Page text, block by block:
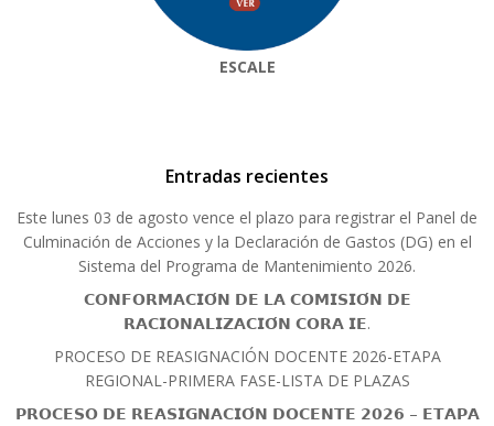
ESCALE
Entradas recientes
Este lunes 03 de agosto vence el plazo para registrar el Panel de
Culminación de Acciones y la Declaración de Gastos (DG) en el
Sistema del Programa de Mantenimiento 2026.
𝗖𝗢𝗡𝗙𝗢𝗥𝗠𝗔𝗖𝗜𝗢́𝗡 𝗗𝗘 𝗟𝗔 𝗖𝗢𝗠𝗜𝗦𝗜𝗢́𝗡 𝗗𝗘
𝗥𝗔𝗖𝗜𝗢𝗡𝗔𝗟𝗜𝗭𝗔𝗖𝗜𝗢́𝗡 𝗖𝗢𝗥𝗔 𝗜𝗘.
PROCESO DE REASIGNACIÓN DOCENTE 2026-ETAPA
REGIONAL-PRIMERA FASE-LISTA DE PLAZAS
𝗣𝗥𝗢𝗖𝗘𝗦𝗢 𝗗𝗘 𝗥𝗘𝗔𝗦𝗜𝗚𝗡𝗔𝗖𝗜𝗢́𝗡 𝗗𝗢𝗖𝗘𝗡𝗧𝗘 𝟮𝟬𝟮𝟲 – 𝗘𝗧𝗔𝗣𝗔